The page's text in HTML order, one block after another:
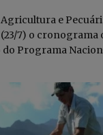
e
7) o cronograma
Programa